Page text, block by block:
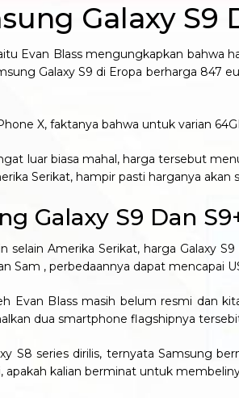
Galaxy S9
Evan Blass mengungkapkan bahwa
Galaxy S9 di Eropa berharga 847
X, faktanya bahwa untuk varian
luar biasa mahal, harga tersebut
Serikat, hampir pasti harganya akan
Galaxy S9 Dan
selain Amerika Serikat, harga Galaxy
Sam , perbedaannya dapat mencapai
Evan Blass masih belum resmi dan
dua smartphone flagshipnya
S8 series dirilis, ternyata Samsung
apakah kalian berminat untuk